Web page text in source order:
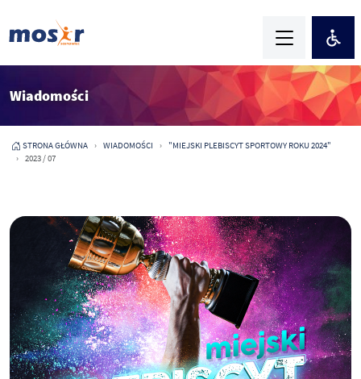
Wiadomości
STRONA GŁÓWNA WIADOMOŚCI
"MIEJSKI PLEBISCYT SPORTOWY ROKU 2024"
2023 / 07